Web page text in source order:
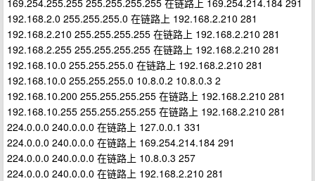
169.254.255.255 255.255.255.255 在链路上 169.254.214.184 291
192.168.2.0 255.255.255.0 在链路上 192.168.2.210 281
192.168.2.210 255.255.255.255 在链路上 192.168.2.210 281
192.168.2.255 255.255.255.255 在链路上 192.168.2.210 281
192.168.10.0 255.255.255.0 在链路上 192.168.2.210 281
192.168.10.0 255.255.255.0 10.8.0.2 10.8.0.3 2
192.168.10.200 255.255.255.255 在链路上 192.168.2.210 281
192.168.10.255 255.255.255.255 在链路上 192.168.2.210 281
224.0.0.0 240.0.0.0 在链路上 127.0.0.1 331
224.0.0.0 240.0.0.0 在链路上 169.254.214.184 291
224.0.0.0 240.0.0.0 在链路上 10.8.0.3 257
224.0.0.0 240.0.0.0 在链路上 192.168.2.210 281